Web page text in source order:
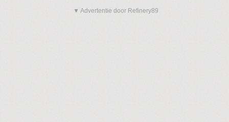
▼ Advertentie door Refinery89